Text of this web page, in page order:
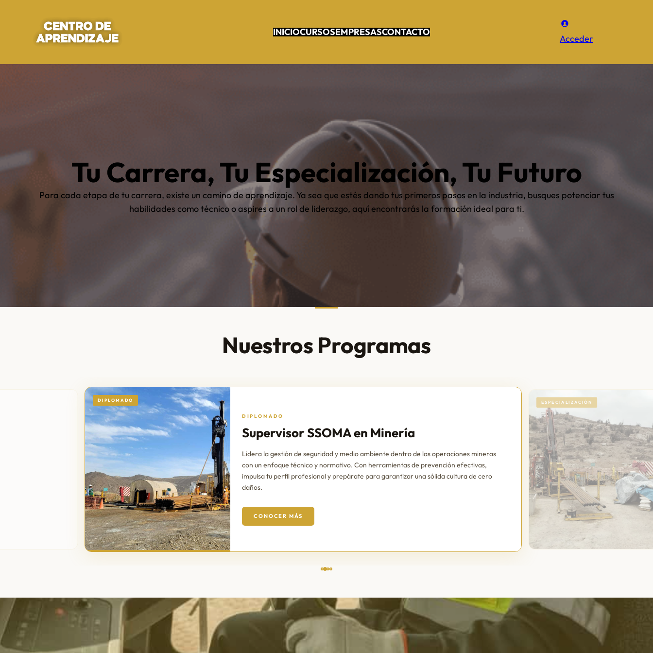
INICIOCURSOSEMPRESASCONTACTO
Acceder
Tu Carrera, Tu Especialización, Tu Futuro
Para cada etapa de tu carrera, existe un camino de aprendizaje. Ya sea que estés dando tus primeros pasos en la industria, busques potenciar tus
habilidades como técnico o aspires a un rol de liderazgo, aquí encontrarás la formación ideal para ti.
Nuestros Programas
DIPLOMADO
DIPLOMADO
Supervisor SSOMA en Minería
Lidera la gestión de seguridad y medio ambiente dentro de las operaciones mineras
con un enfoque técnico y normativo. Con herramientas de prevención efectivas,
impulsa tu perfil profesional y prepárate para garantizar una sólida cultura de cero
daños.
CONOCER MÁS
ESPECIALIZACIÓN